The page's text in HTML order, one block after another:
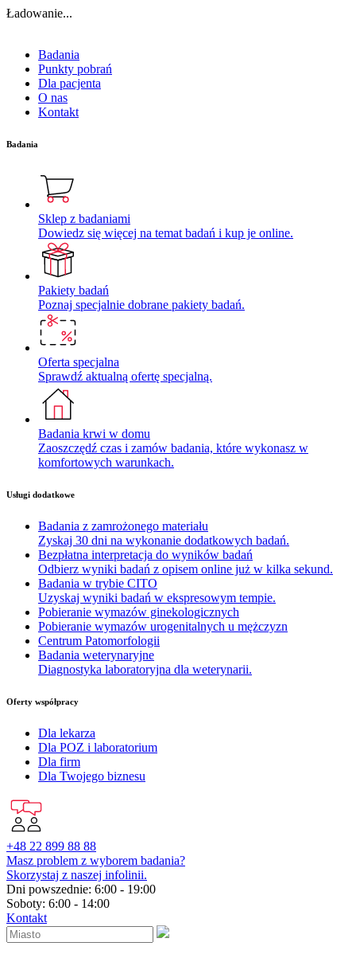
Ładowanie...
Badania
Punkty pobrań
Dla pacjenta
O nas
Kontakt
Badania
Sklep z badaniami
Dowiedz się więcej na temat badań i kup je online.
Pakiety badań
Poznaj specjalnie dobrane pakiety badań.
Oferta specjalna
Sprawdź aktualną ofertę specjalną.
Badania krwi w domu
Zaoszczędź czas i zamów badania, które wykonasz w
komfortowych warunkach.
Usługi dodatkowe
Badania z zamrożonego materiału
Zyskaj 30 dni na wykonanie dodatkowych badań.
Bezpłatna interpretacja do wyników badań
Odbierz wyniki badań z opisem online już w kilka sekund.
Badania w trybie CITO
Uzyskaj wyniki badań w ekspresowym tempie.
Pobieranie wymazów ginekologicznych
Pobieranie wymazów urogenitalnych u mężczyzn
Centrum Patomorfologii
Badania weterynaryjne
Diagnostyka laboratoryjna dla weterynarii.
Oferty współpracy
Dla lekarza
Dla POZ i laboratorium
Dla firm
Dla Twojego biznesu
+48 22 899 88 88
Masz problem z wyborem badania?
Skorzystaj z naszej infolinii.
Dni powszednie: 6:00 - 19:00
Soboty: 6:00 - 14:00
Kontakt